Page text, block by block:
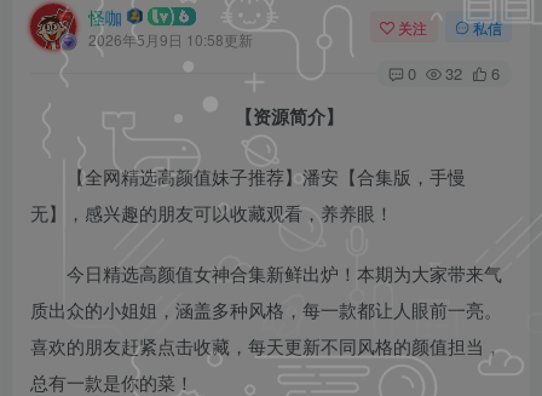
怪咖
2026年5月9日 10:58更新
关注 私信
0 32 6
【资源简介】
【全网精选高颜值妹子推荐】潘安【合集版，手慢
无】，感兴趣的朋友可以收藏观看，养养眼！
今日精选高颜值女神合集新鲜出炉！本期为大家带来气
质出众的小姐姐，涵盖多种风格，每一款都让人眼前一亮。
喜欢的朋友赶紧点击收藏，每天更新不同风格的颜值担当，
总有一款是你的菜！